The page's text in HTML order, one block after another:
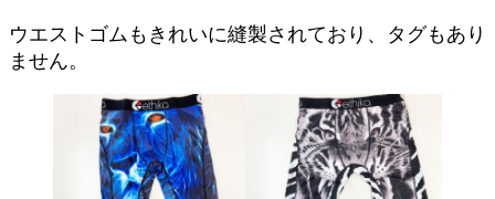
ウエストゴムもきれいに縫製されており、タグもあり
ません。